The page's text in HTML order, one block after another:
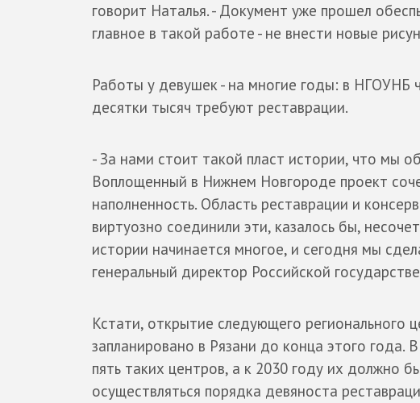
говорит Наталья. - Документ уже прошел
главное в такой работе - не внести новые
Работы у девушек - на многие годы: в НГОУНБ
десятки тысяч требуют реставрации.
- За нами стоит такой пласт истории, что мы
Воплощенный в Нижнем Новгороде проект
наполненность. Область реставрации и
виртуозно соединили эти, казалось бы,
истории начинается многое, и сегодня мы
генеральный директор Российской
Кстати, открытие следующего регионального
запланировано в Рязани до конца этого
пять таких центров, а к 2030 году их должно
осуществляться порядка девяноста